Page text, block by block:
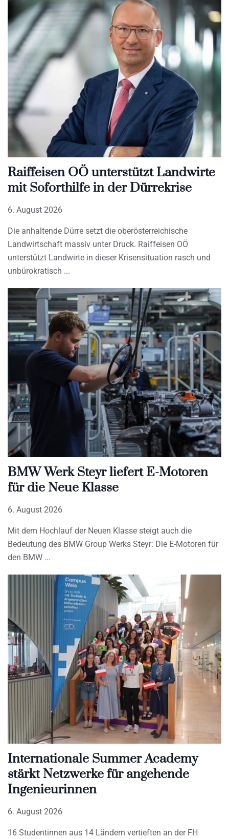
Raiffeisen OÖ unterstützt Landwirte
mit Soforthilfe in der Dürrekrise
6. August 2026
Die anhaltende Dürre setzt die oberösterreichische
Landwirtschaft massiv unter Druck. Raiffeisen OÖ
unterstützt Landwirte in dieser Krisensituation rasch und
unbürokratisch
BMW Werk Steyr liefert E-Motoren
für die Neue Klasse
6. August 2026
Mit dem Hochlauf der Neuen Klasse steigt auch die
Bedeutung des BMW Group Werks Steyr: Die E-Motoren für
den BMW
Internationale Summer Academy
stärkt Netzwerke für angehende
Ingenieurinnen
6. August 2026
16 Studentinnen aus 14 Ländern vertieften an der FH